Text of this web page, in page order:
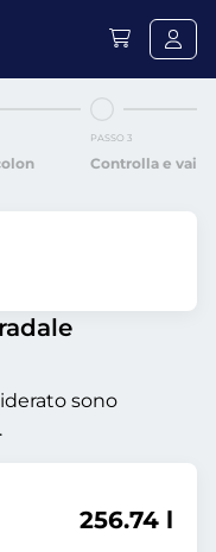
PASSO 3
Controlla e vai
sono
256.74 l